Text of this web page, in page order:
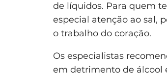
de líquidos. Para quem
especial atenção ao sal,
o trabalho do coração.
Os especialistas
em detrimento de álcool